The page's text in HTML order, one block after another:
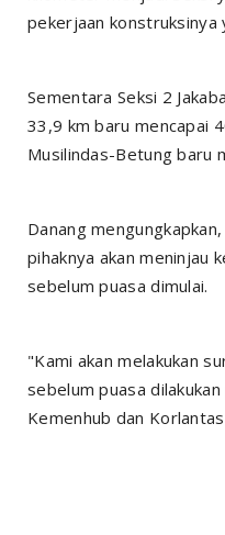
pekerjaan konstruksinya
Sementara Seksi 2
33,9 km baru mencapai
Musilindas-Betung baru
Danang
pihaknya akan meninjau
sebelum puasa dimulai.
"Kami akan melakukan
sebelum puasa
Kemenhub dan